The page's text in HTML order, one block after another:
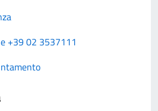
+39 02 3537111